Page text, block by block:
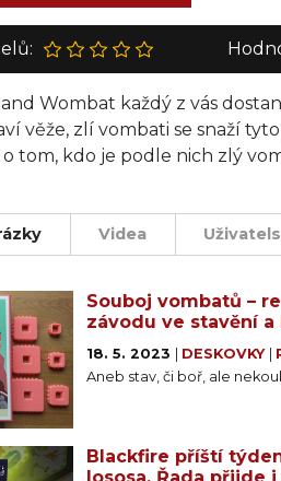
Wombat každý z vás
věže, zlí vombati se snaží
o tom, kdo je podle nich zlý
Videa
Souboj vombatů –
závodu ve stavění
18. 5. 2023 DESKOVKY
Aneb stav, či boř, ale
Blackfire příští